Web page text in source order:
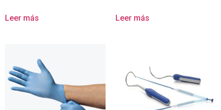
Leer más Leer más